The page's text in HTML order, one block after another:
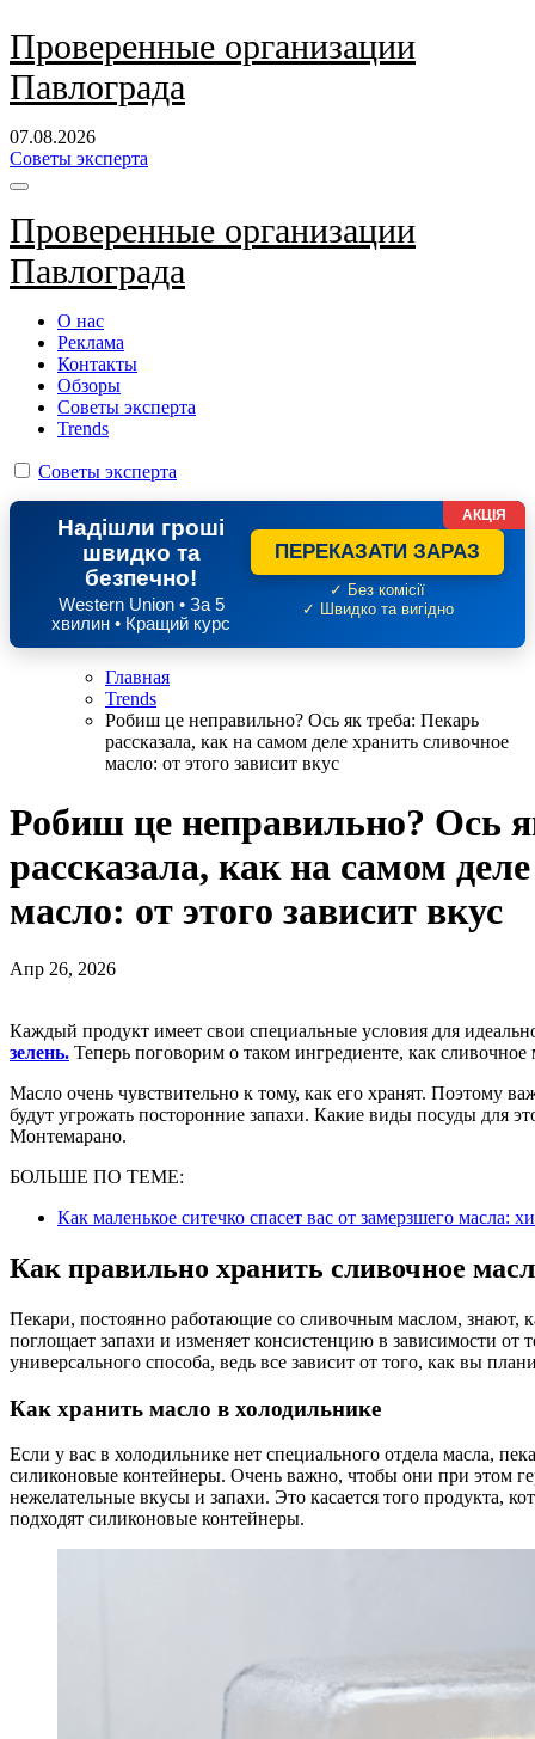
Перейти
к
содержанию
Проверенные организации
Павлограда
07.08.2026
Советы эксперта
Проверенные организации
Павлограда
О нас
Реклама
Контакты
Обзоры
Советы эксперта
Trends
Советы эксперта
Надішли гроші
швидко та
безпечно!
Western Union • За 5
хвилин • Кращий курс
ПЕРЕКАЗАТИ ЗАРАЗ
✓ Без комісії
✓ Швидко та вигідно
АКЦІЯ
Главная
Trends
Робиш це неправильно? Ось як треба: Пекарь
рассказала, как на самом деле хранить сливочное
масло: от этого зависит вкус
Робиш це неправильно? Ось
рассказала, как на самом
масло: от этого зависит вкус
Апр 26, 2026
Каждый продукт имеет свои специальные условия для
зелень. Теперь поговорим о таком ингредиенте, как сливочное
Масло очень чувствительно к тому, как его хранят. Поэтому
будут угрожать посторонние запахи. Какие виды посуды для
Монтемарано.
БОЛЬШЕ ПО ТЕМЕ:
Как маленькое ситечко спасет вас от замерзшего
Как правильно хранить сливочное
Пекари, постоянно работающие со сливочным маслом, знают,
поглощает запахи и изменяет консистенцию в зависимости от
универсального способа, ведь все зависит от того, как вы
Как хранить масло в холодильнике
Если у вас в холодильнике нет специального отдела масла,
силиконовые контейнеры. Очень важно, чтобы они при этом
нежелательные вкусы и запахи. Это касается того продукта,
подходят силиконовые контейнеры.